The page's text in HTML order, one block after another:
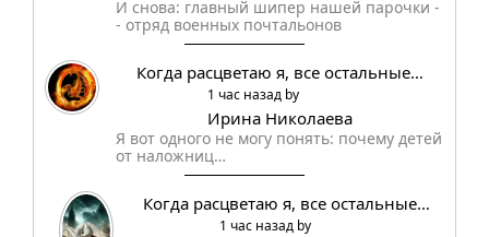
И снова: главный шипер нашей парочки -
- отряд военных почтальонов
Когда расцветаю я, все остальные…
1 час назад by
Ирина Николаева
Я вот одного не могу понять: почему детей
от наложниц…
Когда расцветаю я, все остальные…
1 час назад by